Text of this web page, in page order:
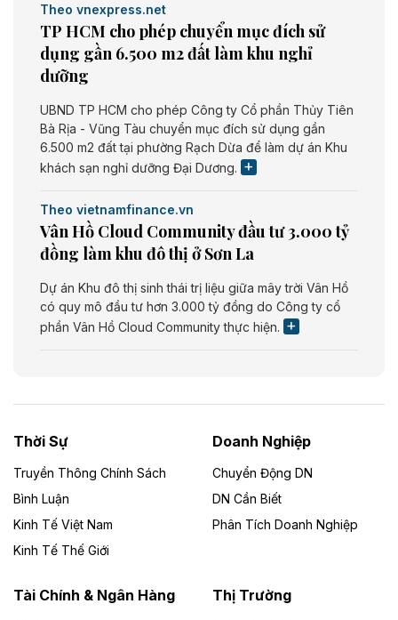
Theo vnexpress.net
TP HCM cho phép chuyển mục đích sử
dụng gần 6.500 m2 đất làm khu nghỉ
dưỡng
UBND TP HCM cho phép Công ty Cổ phần Thủy Tiên
Bà Rịa - Vũng Tàu chuyển mục đích sử dụng gần
6.500 m2 đất tại phường Rạch Dừa để làm dự án Khu
khách sạn nghỉ dưỡng Đại Dương.
Theo vietnamfinance.vn
Vân Hồ Cloud Community đầu tư 3.000 tỷ
đồng làm khu đô thị ở Sơn La
Dự án Khu đô thị sinh thái trị liệu giữa mây trời Vân Hồ
có quy mô đầu tư hơn 3.000 tỷ đồng do Công ty cổ
phần Vân Hồ Cloud Community thực hiện.
Dự án Nhà máy xử lý rác và phát điện Bắc Giang do
Công ty TNHH Năng lượng môi trường Bắc Giang làm
Theo vietnamfinance.vn
Đức Long Gia Lai mở rộng ‘hệ sinh thái’
Lai
Thời Sự
Truyền Thông Chính Sách
Bình Luận
Kinh Tế Việt Nam
Kinh Tế Thế Giới
Doanh Nghiệp
Chuyển Động DN
DN Cần Biết
Phân Tích Doanh Nghiệp
Tài Chính & Ngân Hàng Thị Trường